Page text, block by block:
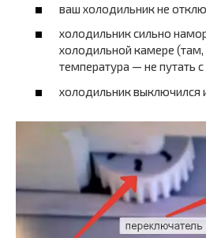
ваш холодильник не
холодильник сильно
холодильной камере
температура — не путать
холодильник выключился